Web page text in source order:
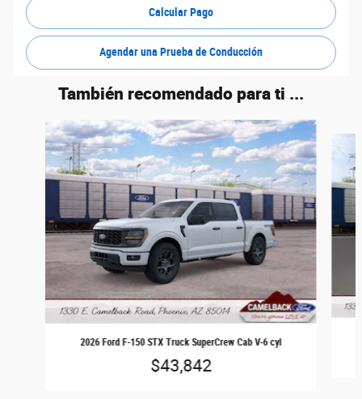
Calcular Pago
Agendar una Prueba de Conducción
También recomendado para ti ...
Slide 1 of 6
2026 Ford F-150 STX Truck SuperCrew Cab V-6 cyl
$43,842